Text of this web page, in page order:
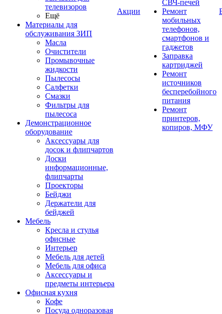
телевизоров
Ещё
Материалы для
обслуживания ЗИП
Масла
Очистители
Промывочные
жидкости
Пылесосы
Салфетки
Смазки
Фильтры для
пылесоса
Демонстрационное
оборудование
Аксессуары для
досок и флипчартов
Доски
информационные,
флипчарты
Проекторы
Бейджи
Держатели для
бейджей
Мебель
Кресла и стулья
офисные
Интерьер
Мебель для детей
Мебель для офиса
Аксессуары и
предметы интерьера
Офисная кухня
Кофе
Посуда одноразовая
Акции
СВЧ-печей
Ремонт
мобильных
телефонов,
смартфонов и
гаджетов
Заправка
картриджей
Ремонт
источников
бесперебойного
питания
Ремонт
принтеров,
копиров, МФУ